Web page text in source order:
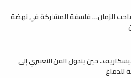
الزمان… فلسفة المشاركة في نهضة
حين يتحول الفن التعبيري إلى
للدماغ